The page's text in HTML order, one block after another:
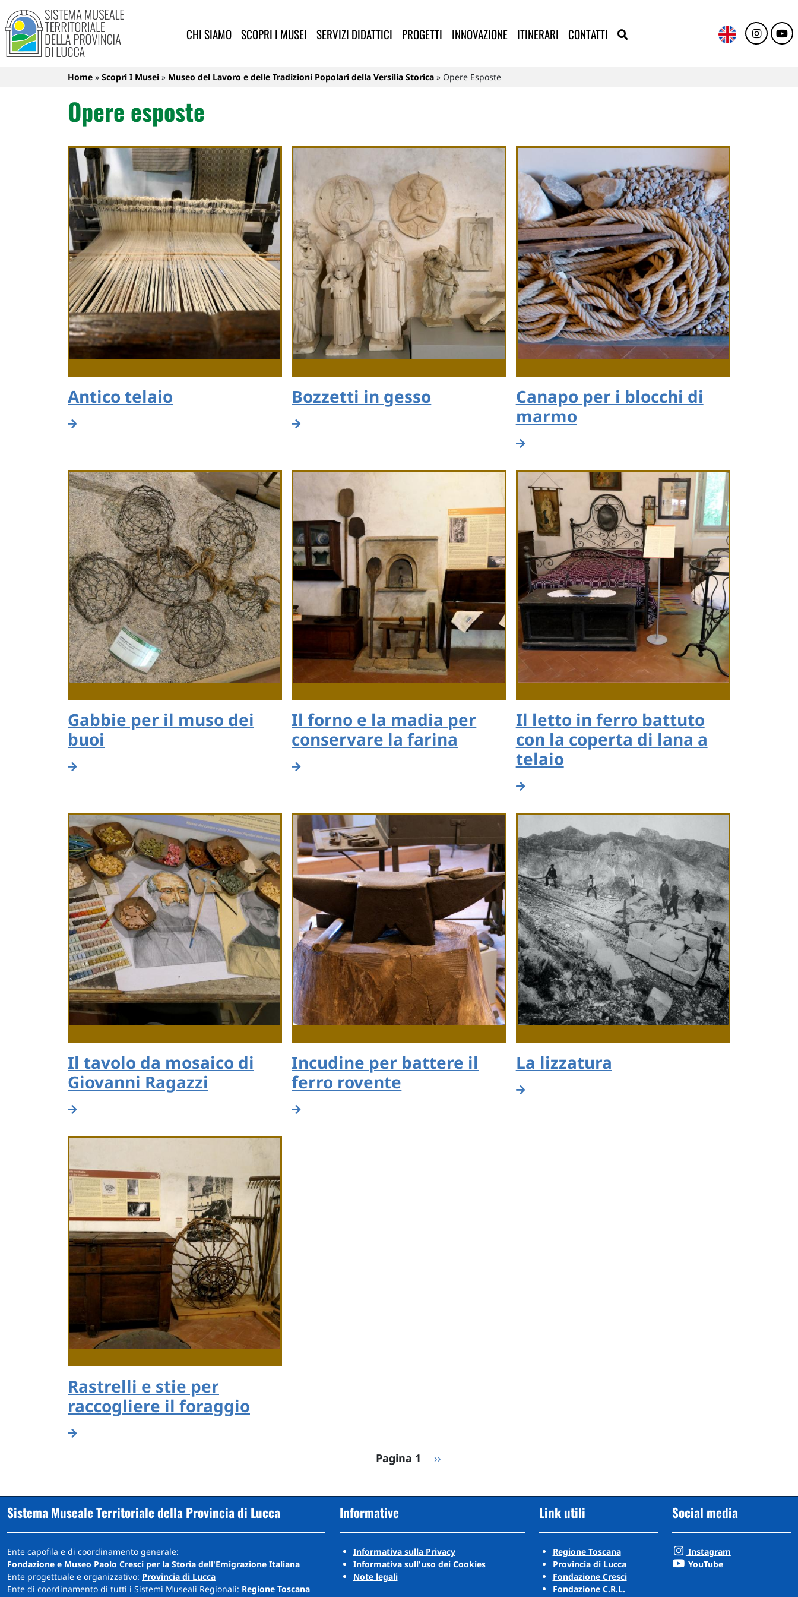
Salta al contenuto principale
Sistema Museale Territoriale della Provincia di Lucca
Navigazione principale
CHI SIAMO SCOPRI I MUSEI SERVIZI DIDATTICI PROGETTI INNOVAZIONE ITINERARI CONTATTI
Briciole di pane
Home Scopri I Musei Museo del Lavoro e delle Tradizioni Popolari della Versilia Storica Opere Esposte
Opere esposte
Antico telaio Bozzetti in gesso
Canapo per i blocchi di
marmo
Gabbie per il muso dei
buoi
Il forno e la madia per
conservare la farina
Il letto in ferro battuto
con la coperta di lana a
telaio
Il tavolo da mosaico di
Giovanni Ragazzi
Incudine per battere il
ferro rovente
La lizzatura
Rastrelli e stie per
raccogliere il foraggio
Pagina 1 Pagina successiva
››
Sistema Museale Territoriale della Provincia di Lucca
Ente capofila e di coordinamento generale:
Fondazione e Museo Paolo Cresci per la Storia dell'Emigrazione Italiana
Ente progettuale e organizzativo: Provincia di Lucca
Ente di coordinamento di tutti i Sistemi Museali Regionali: Regione Toscana
Informative
Informativa sulla Privacy
Informativa sull'uso dei Cookies
Note legali
Link utili
Regione Toscana
Provincia di Lucca
Fondazione Cresci
Fondazione C.R.L.
Social media
Instagram
YouTube